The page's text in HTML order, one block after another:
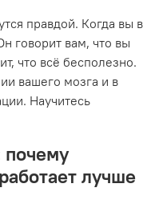
правдой. Когда вы в
говорит вам, что вы
что всё бесполезно.
вашего мозга и в
Научитесь
лучше